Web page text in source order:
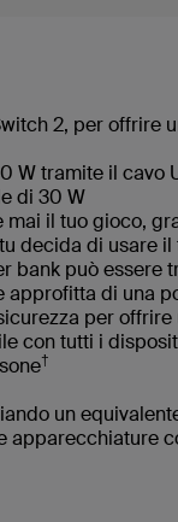
2, per offrire
W tramite il cavo
di 30 W
il tuo gioco,
decida di usare
bank può essere
di una
per
con tutti i
†
un
apparecchiature